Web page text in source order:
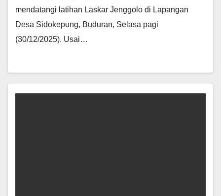
mendatangi latihan Laskar Jenggolo di Lapangan
Desa Sidokepung, Buduran, Selasa pagi
(30/12/2025). Usai…